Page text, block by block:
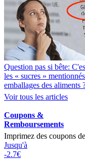
Question pas si bête:
les « sucres »
emballages des aliments
Voir tous les articles
Coupons &
Remboursements
Imprimez des coupons
Jusqu'à
-2.7€